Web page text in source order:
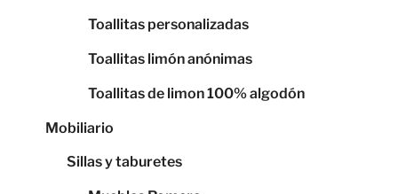
Toallitas personalizadas
Toallitas limón anónimas
Toallitas de limon 100% algodón
Mobiliario
Sillas y taburetes